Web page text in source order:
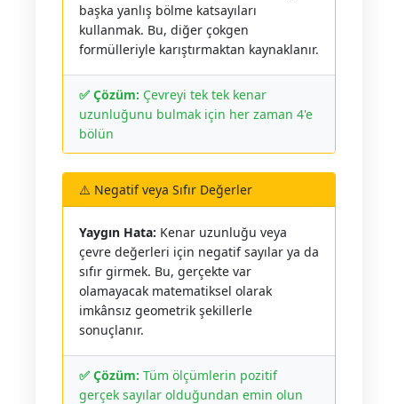
başka yanlış bölme katsayıları
kullanmak. Bu, diğer çokgen
formülleriyle karıştırmaktan kaynaklanır.
✅ Çözüm: Çevreyi tek tek kenar
uzunluğunu bulmak için her zaman 4'e
bölün
⚠️ Negatif veya Sıfır Değerler
Yaygın Hata: Kenar uzunluğu veya
çevre değerleri için negatif sayılar ya da
sıfır girmek. Bu, gerçekte var
olamayacak matematiksel olarak
imkânsız geometrik şekillerle
sonuçlanır.
✅ Çözüm: Tüm ölçümlerin pozitif
gerçek sayılar olduğundan emin olun